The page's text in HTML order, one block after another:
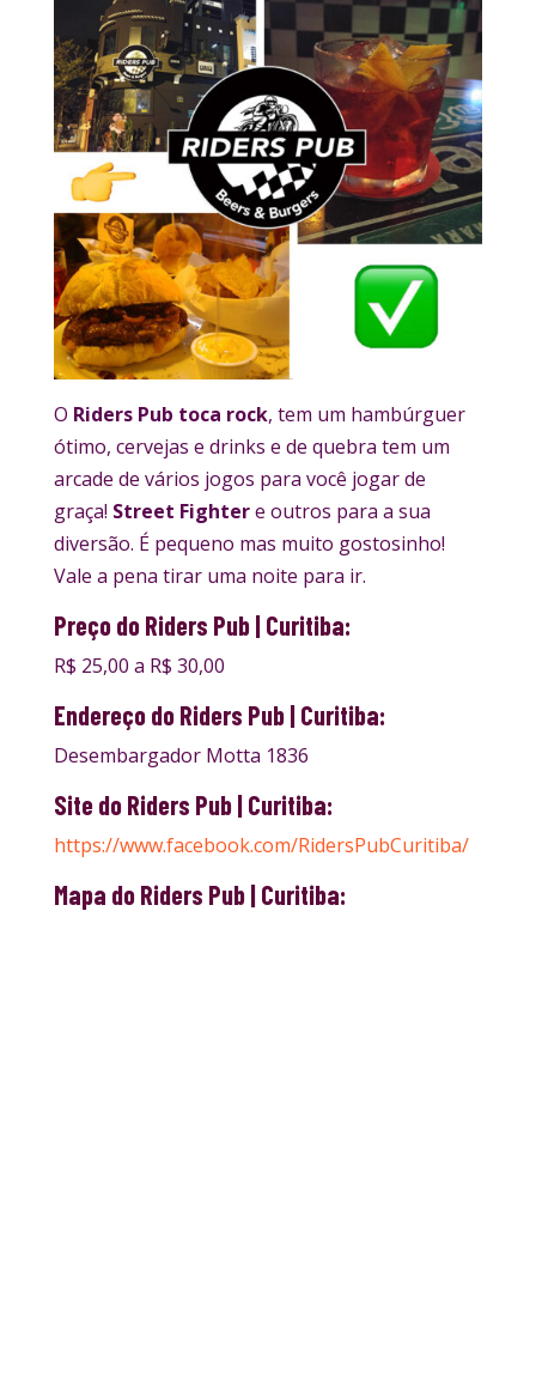
O Riders Pub toca rock, tem um hambúrguer
ótimo, cervejas e drinks e de quebra tem um
arcade de vários jogos para você jogar de
graça! Street Fightere outros para a sua
diversão. É pequeno mas muito gostosinho!
Vale a pena tirar uma noite para ir.
Preço do Riders Pub | Curitiba:
R$ 25,00 a R$ 30,00
Endereço do Riders Pub | Curitiba:
Desembargador Motta 1836
Site do Riders Pub | Curitiba:
https://www.facebook.com/RidersPubCuritiba/
Mapa do Riders Pub | Curitiba: